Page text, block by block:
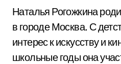
Наталья Рогожкина
в городе Москва. С
интерес к искусству и
школьные годы она